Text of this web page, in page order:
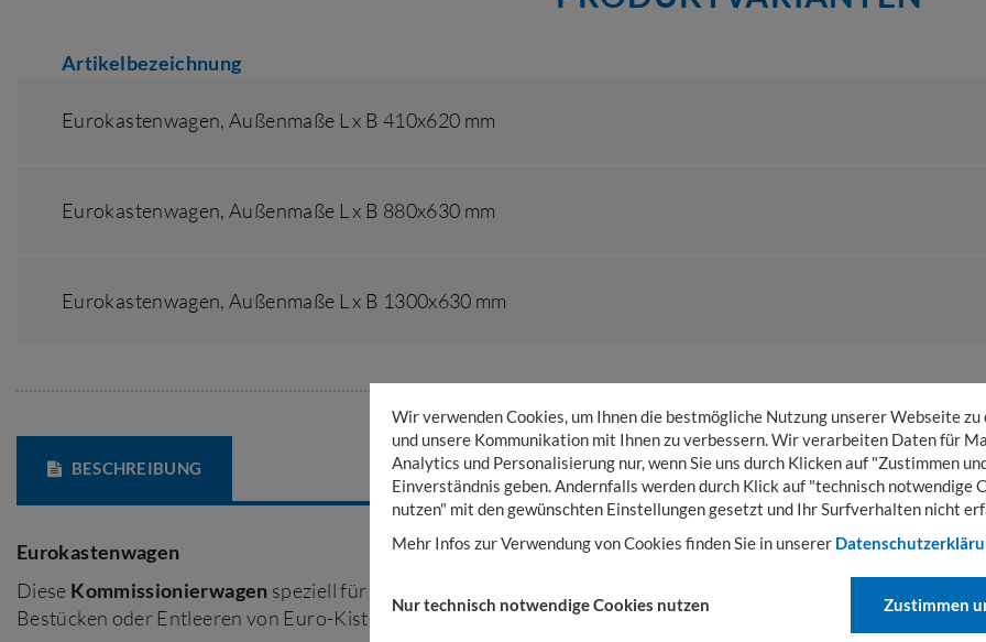
Artikelbezeichnung
Eurokastenwagen,Außenmaße L x B 410x620 mm
Eurokastenwagen,Außenmaße L x B 880x630 mm
Eurokastenwagen,Außenmaße L x B 1300x630 mm
BESCHREIBUNG
Eurokastenwagen
Diese Kommissionierwagen speziell für Eurokästen ermöglichen ein einfach
Bestücken oder Entleeren von Euro-Kisten direkt auf dem Wagen.
TECHNISCHE
Tragkraft
Wir verwenden Cookies, um Ihnen die bestmögliche Nutzung unserer Webseite zu
und unsere Kommunikation mit Ihnen zu verbessern. Wir verarbeiten Daten für
Analytics und Personalisierung nur, wenn Sie uns durch Klicken auf "Zustimmen
Einverständnis geben. Andernfalls werden durch Klick auf "technisch notwendige
nutzen" mit den gewünschten Einstellungen gesetzt und Ihr Surfverhalten nicht
Mehr Infos zur Verwendung von Cookies finden Sie in unserer
Nur technisch notwendige Cookies nutzen Zustimmen